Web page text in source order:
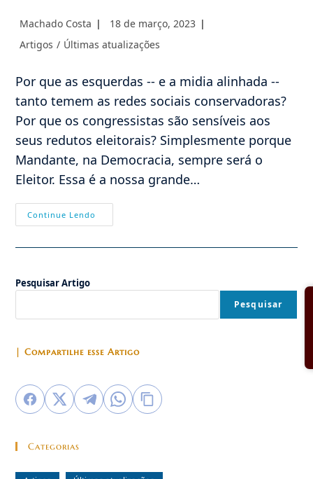
Autor
post:
Machado Costa
Post
18 de março, 2023
Categoria
Artigos / Últimas atualizações
Por que as esquerdas -- e a midia alinhada --
tanto temem as redes sociais conservadoras?
Por que os congressistas são sensíveis aos
seus redutos eleitorais? Simplesmente porque
Mandante, na Democracia, sempre será o
Eleitor. Essa é a nossa grande…
Continue Lendo
À
O
Brasil
Pesquisar Artigo
Pesquisar
| Compartilhe esse Artigo
Categorias